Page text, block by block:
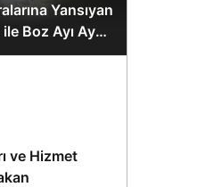
Yansıyan
Boz Ayı Aynı
ve Hizmet